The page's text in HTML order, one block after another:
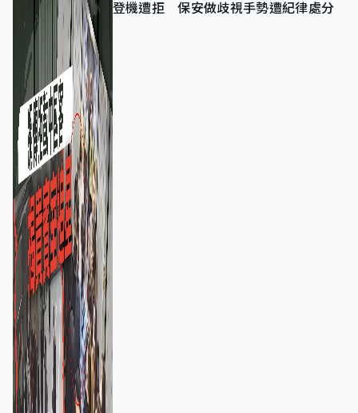
登機遭拒 保安做歧視手勢遭紀律處分